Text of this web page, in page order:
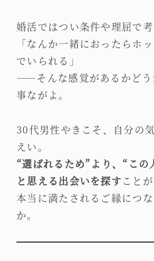
婚活ではつい条件や理屈で考
「なんか一緒におったらホ
でいられる」
――そんな感覚があるかどう
事ながよ。
30代男性やきこそ、自分の
えい。
“選ばれるため”より、“この
と思える出会いを探すことが
本当に満たされるご縁につ
か。